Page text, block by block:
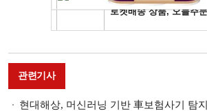
관련기사
현대해상, 머신러닝 기반 車보험사기 탐지시스템 구축